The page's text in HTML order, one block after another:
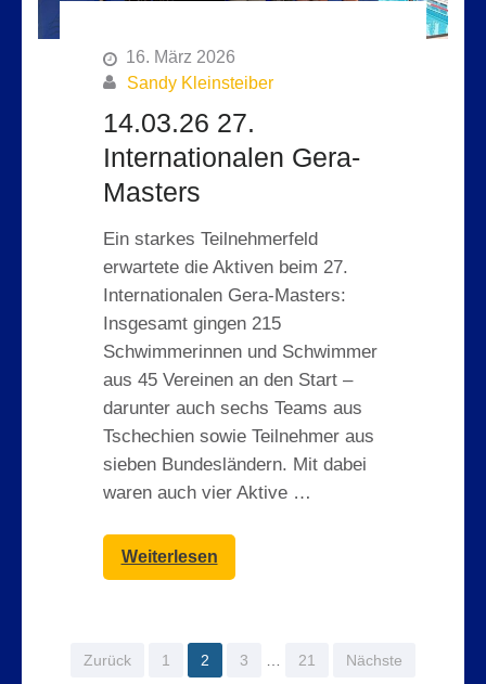
16. März 2026
Sandy Kleinsteiber
14.03.26 27.
Internationalen Gera-
Masters
Ein starkes Teilnehmerfeld
erwartete die Aktiven beim 27.
Internationalen Gera-Masters:
Insgesamt gingen 215
Schwimmerinnen und Schwimmer
aus 45 Vereinen an den Start –
darunter auch sechs Teams aus
Tschechien sowie Teilnehmer aus
sieben Bundesländern. Mit dabei
waren auch vier Aktive …
Weiterlesen
Seitennummerierung
Zurück Seite
1 Seite
2 Seite
3 … Seite
21 Nächste